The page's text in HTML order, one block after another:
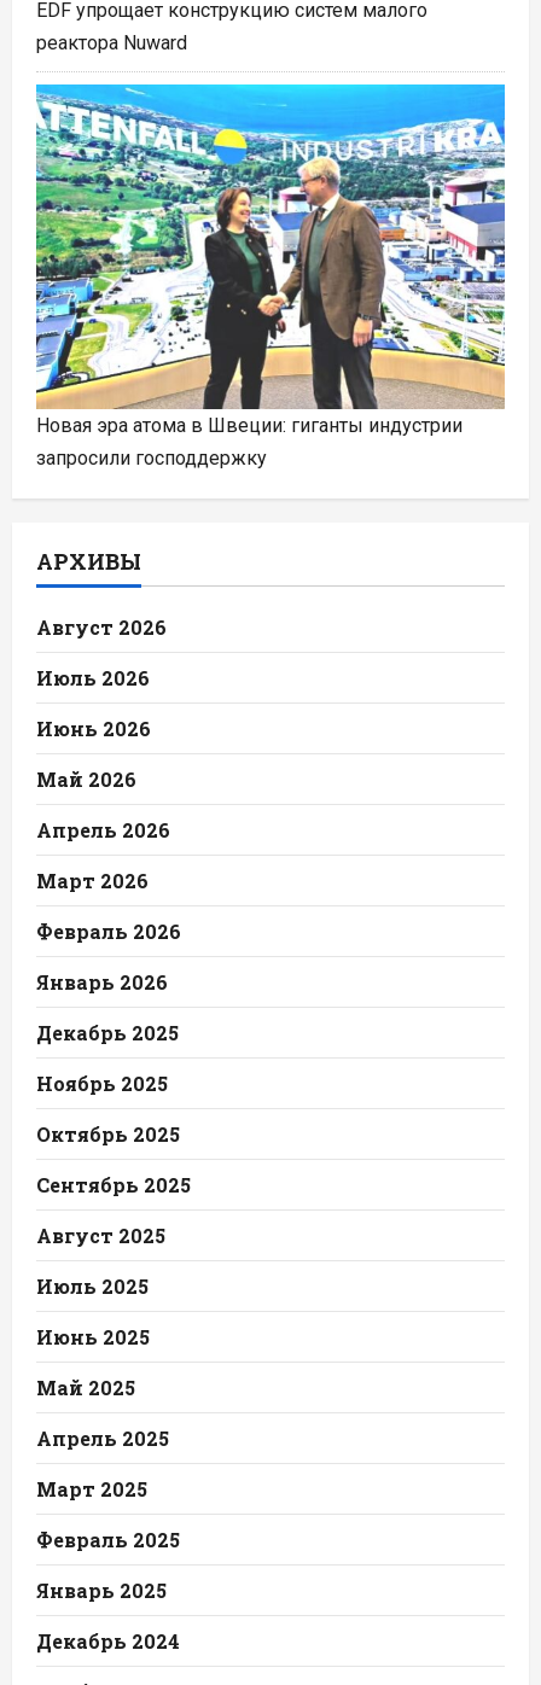
EDF упрощает конструкцию систем малого
реактора Nuward
Новая эра атома в Швеции: гиганты индустрии
запросили господдержку
АРХИВЫ
Август 2026
Июль 2026
Июнь 2026
Май 2026
Апрель 2026
Март 2026
Февраль 2026
Январь 2026
Декабрь 2025
Ноябрь 2025
Октябрь 2025
Сентябрь 2025
Август 2025
Июль 2025
Июнь 2025
Май 2025
Апрель 2025
Март 2025
Февраль 2025
Январь 2025
Декабрь 2024